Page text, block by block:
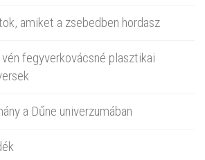
amiket a zsebedben hordasz
fegyverkovácsné plasztikai
a Dűne univerzumában